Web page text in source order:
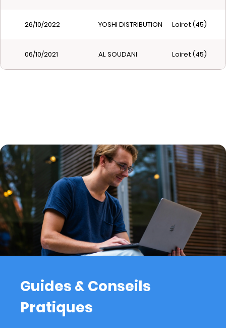
26/10/2022 YOSHI DISTRIBUTION Loiret (45)
06/10/2021 AL SOUDANI Loiret (45)
Guides & Conseils
Pratiques